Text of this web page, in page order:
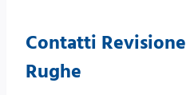
Contatti Revisione
Rughe